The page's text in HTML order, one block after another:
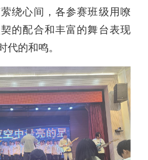
绕心间，各参赛班级用嘹
的配合和丰富的舞台表现
代的和鸣。